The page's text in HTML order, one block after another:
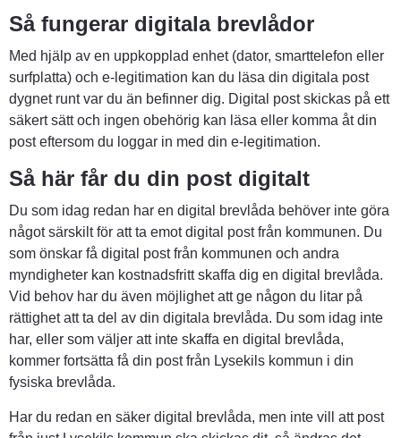
Så fungerar digitala brevlådor
Med hjälp av en uppkopplad enhet (dator, smarttelefon eller
surfplatta) och e-legitimation kan du läsa din digitala post
dygnet runt var du än befinner dig. Digital post skickas på ett
säkert sätt och ingen obehörig kan läsa eller komma åt din
post eftersom du loggar in med din e-legitimation.
Så här får du din post digitalt
Du som idag redan har en digital brevlåda behöver inte göra
något särskilt för att ta emot digital post från kommunen. Du
som önskar få digital post från kommunen och andra
myndigheter kan kostnadsfritt skaffa dig en digital brevlåda.
Vid behov har du även möjlighet att ge någon du litar på
rättighet att ta del av din digitala brevlåda. Du som idag inte
har, eller som väljer att inte skaffa en digital brevlåda,
kommer fortsätta få din post från Lysekils kommun i din
fysiska brevlåda.
Har du redan en säker digital brevlåda, men inte vill att post